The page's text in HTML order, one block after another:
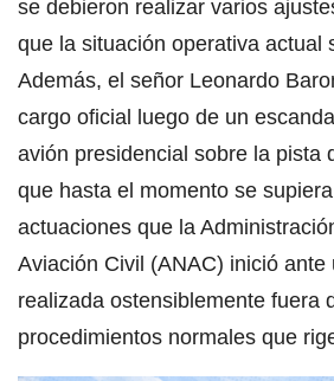
se debieron realizar varios
que la situación operativa actual
Además, el señor Leonardo
cargo oficial luego de un
avión presidencial sobre la pista
que hasta el momento se
actuaciones que la
Aviación Civil (ANAC) inició ante
realizada ostensiblemente fuera
procedimientos normales que